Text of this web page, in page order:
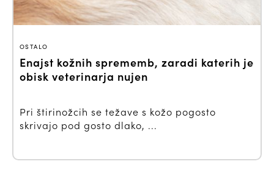
OSTALO
Enajst kožnih sprememb, zaradi katerih je
obisk veterinarja nujen
Pri štirinožcih se težave s kožo pogosto
skrivajo pod gosto dlako, ...